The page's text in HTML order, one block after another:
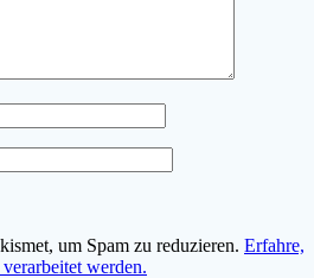
um Spam zu reduzieren. Erfahre,
werden.